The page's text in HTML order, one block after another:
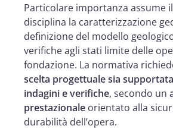
Particolare importanza assume
disciplina la caratterizzazione
definizione del modello
verifiche agli stati limite delle
fondazione. La normativa
scelta progettuale sia
indagini e verifiche, secondo un
prestazionale orientato alla
durabilità dell’opera.